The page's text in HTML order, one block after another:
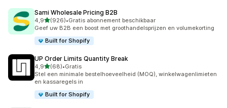
Sami Wholesale Pricing B2B
4,9van 5 sterren
(926)
926 recensies in totaal
•Gratis abonnement beschikbaar
Geef uw B2B een boost met groothandelsprijzen en volumekorting
Built for Shopify
UP Order Limits Quantity Break
4,9van 5 sterren
(68)
68 recensies in totaal
•Gratis
Stel een minimale bestelhoeveelheid (MOQ), winkelwagenlimieten
en kassaregels in
Built for Shopify